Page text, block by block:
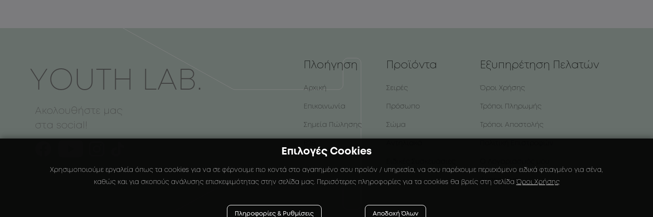
ΥOUTH LAB.
Ακολουθήστε μας
στα social!
Πλοήγηση
Αρχική
Επικοινωνία
Σημεία Πώλησης
Προϊόντα
Σειρές
Πρόσωπο
Σώμα
Εξυπηρέτηση Πελατών
Όροι Χρήσης
Τρόποι Πληρωμής
Τρόποι Αποστολής
Αγαπημένα
Επιλογές Cookies
Χρησιμοποιούμε εργαλεία όπως τα cookies για να σε φέρνουμε πιο κοντά στο αγαπημένο σου προϊόν / υπηρεσία, να σου παρέχουμε περιεχόμενο ειδικά φτιαγμένο για σένα,
καθώς και για σκοπούς ανάλυσης επισκεψιμότητας στην σελίδα μας. Περισότερες πληροφορίες για τα cookies θα βρείς στη σελίδα Όροι Χρήσης
Πληροφορίες & Ρυθμίσεις Αποδοχή Όλων